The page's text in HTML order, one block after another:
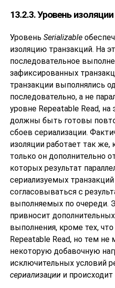
13.2.3. Уровень
Уровень Serializable
изоляцию транзакций. На
последовательное
зафиксированных
транзакции выполнялись
последовательно, а не
уровне Repeatable Read,
должны быть готовы
сбоев сериализации.
изоляции работает так же,
только он дополнительно
которых результат
сериализуемых
согласовываться с
выполняемых по очереди.
привносит
выполнения, кроме тех,
Repeatable Read, но тем не
некоторую добавочную
исключительных условий
сериализации и происходит